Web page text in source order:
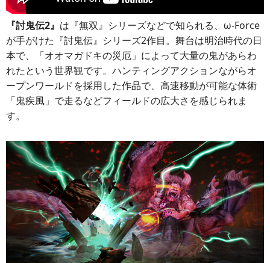
『討鬼伝2』 は『無双』シリーズなどで知られる、ω-Force
が手がけた『討鬼伝』シリーズ2作目。舞台は明治時代の日
本で、「オオマガドキの災厄」によって大量の鬼があらわ
れたという世界観です。ハンティングアクションながらオ
ープンワールドを採用した作品で、高速移動が可能な体術
「鬼疾風」で走るなどフィールドの広大さを感じられま
す。